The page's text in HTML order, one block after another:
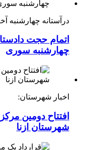
درآستانه چهارشنبه
اتمام حجت
چهارشنبه ‌سوری
اخبار شهرستان:
افتتاح دومین
شهرستان ازنا